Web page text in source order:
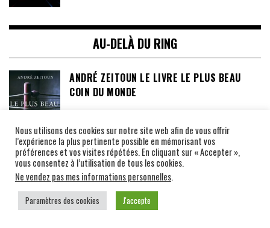
AU-DELÀ DU RING
ANDRÉ ZEITOUN LE LIVRE LE PLUS BEAU
COIN DU MONDE
LUCKY PUNCH LOTO, SAID TAGHMAOUI ET
MAITRE YODTONG
EXPO PHOTO VENEZ DECOUVRIR LE MUAY
Nous utilisons des cookies sur notre site web afin de vous offrir
l’expérience la plus pertinente possible en mémorisant vos
préférences et vos visites répétées. En cliquant sur « Accepter »,
vous consentez à l’utilisation de tous les cookies.
Ne vendez pas mes informations personnelles.
Paramètres des cookies J'accepte